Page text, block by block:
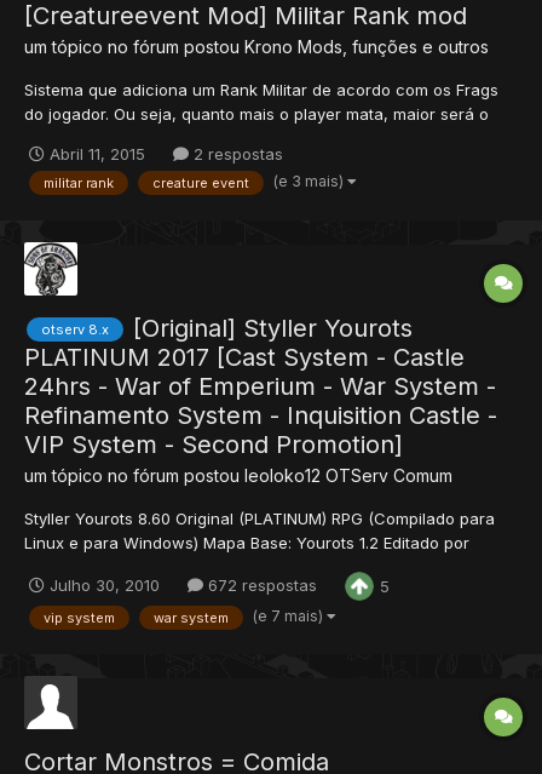
[Creatureevent Mod] Militar Rank mod
um tópico no fórum postou Krono Mods, funções e outros
Sistema que adiciona um Rank Militar de acordo com os Frags
do jogador. Ou seja, quanto mais o player mata, maior será o
patentes dentro do servidor. Para instalar crie um arquivo dentro
da pasta mods do seu servidor como o nome militarr...
Abril 11, 2015 2 respostas
militar rank creature event (e 3 mais)
otserv 8.x
[Original] Styller Yourots
PLATINUM 2017 [Cast System - Castle
24hrs - War of Emperium - War System -
Refinamento System - Inquisition Castle -
VIP System - Second Promotion]
um tópico no fórum postou leoloko12 OTServ Comum
Styller Yourots 8.60 Original (PLATINUM) RPG (Compilado para
Linux e para Windows) Mapa Base: Yourots 1.2 Editado por
Templo. -95% a City 8.50 -Novas Quest\\\'s -Depot com novo
Visual -SD igual a do Global. -Novos Monstros do 8.5...
Julho 30, 2010 672 respostas 5
vip system war system (e 7 mais)
Cortar Monstros = Comida